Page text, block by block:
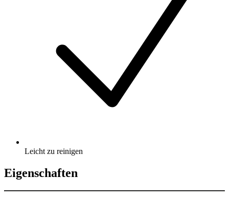
Leicht zu reinigen
Eigenschaften